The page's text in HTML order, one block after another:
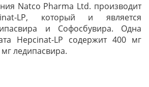
Natco Pharma Ltd. производит
LP, который и является
и Софосбувира. Одна
Hepcinat-LP содержит 400 мг
ледипасвира.